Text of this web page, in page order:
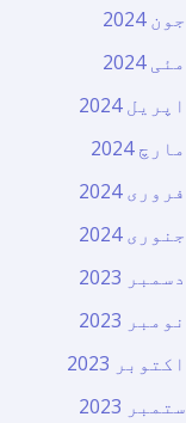
جون 2024
مئی 2024
اپریل 2024
مارچ 2024
فروری 2024
جنوری 2024
دسمبر 2023
نومبر 2023
اکتوبر 2023
ستمبر 2023